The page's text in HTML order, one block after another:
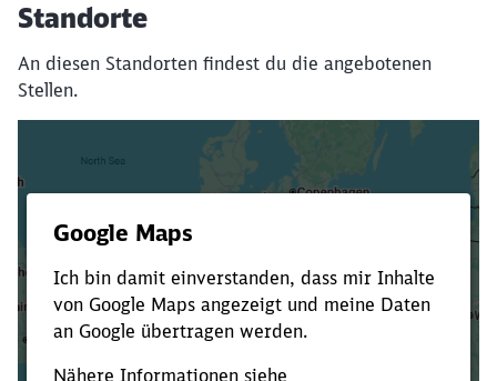
Standorte
An diesen Standorten findest du die angebotenen
Stellen.